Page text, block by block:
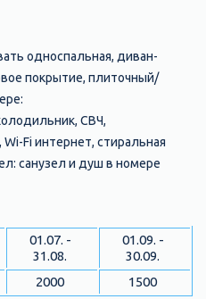
односпальная, диван-
покрытие, плиточный/
СВЧ,
Fi интернет, стиральная
санузел и душ в номере
01.07. -
31.08.
01.09. -
30.09.
2000 1500